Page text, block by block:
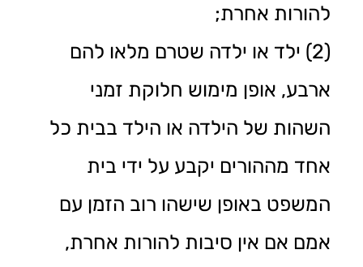
להורות אחרת;
(2) ילד או ילדה שטרם מלאו להם
ארבע, אופן מימוש חלוקת זמני
השהות של הילדה או הילד בבית כל
אחד מההורים יקבע על ידי בית
המשפט באופן שישהו רוב הזמן עם
אמם אם אין סיבות להורות אחרת,